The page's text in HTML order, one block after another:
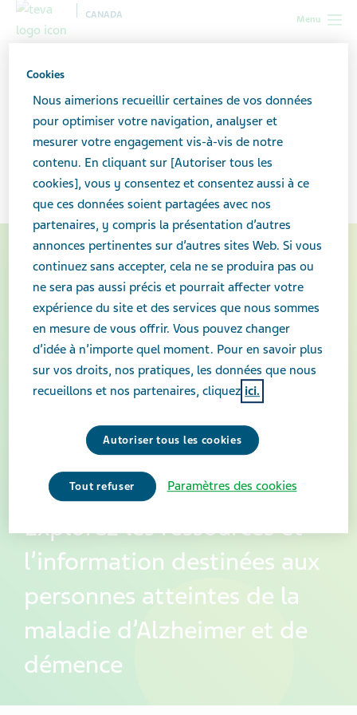
Menu
CANADA
La maladie d’Alzheimer et la
démence
Explorez les ressources et
l’information destinées aux
personnes atteintes de la
maladie d’Alzheimer et de
démence
Cookies
Nous aimerions recueillir certaines de vos données
pour optimiser votre navigation, analyser et
mesurer votre engagement vis-à-vis de notre
contenu. En cliquant sur [Autoriser tous les
cookies], vous y consentez et consentez aussi à ce
que ces données soient partagées avec nos
partenaires, y compris la présentation d’autres
annonces pertinentes sur d’autres sites Web. Si vous
continuez sans accepter, cela ne se produira pas ou
ne sera pas aussi précis et pourrait affecter votre
expérience du site et des services que nous sommes
en mesure de vous offrir. Vous pouvez changer
d’idée à n’importe quel moment. Pour en savoir plus
sur vos droits, nos pratiques, les données que nous
recueillons et nos partenaires, cliquez ici.
Autoriser tous les cookies
Tout refuser Paramètres des cookies